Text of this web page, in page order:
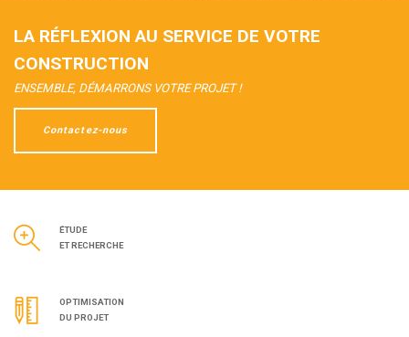
LA RÉFLEXION AU SERVICE DE VOTRE
CONSTRUCTION
ENSEMBLE, DÉMARRONS VOTRE PROJET !
Contactez-nous
ÉTUDE
ET RECHERCHE
OPTIMISATION
DU PROJET